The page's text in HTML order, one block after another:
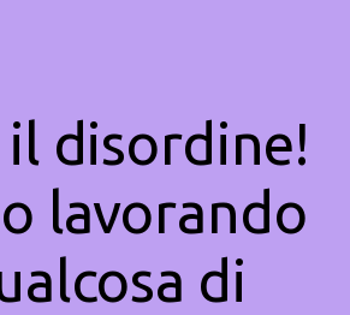
il disordine!
lavorando
di